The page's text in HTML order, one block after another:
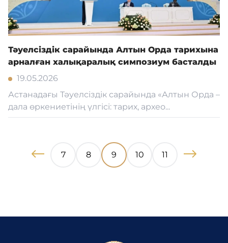
Тәуелсіздік сарайында Алтын Орда тарихына
арналған халықаралық симпозиум басталды
19.05.2026
Астанадағы Тәуелсіздік сарайында «Алтын Орда –
дала өркениетінің үлгісі: тарих, архео...
7 8 9 10 11